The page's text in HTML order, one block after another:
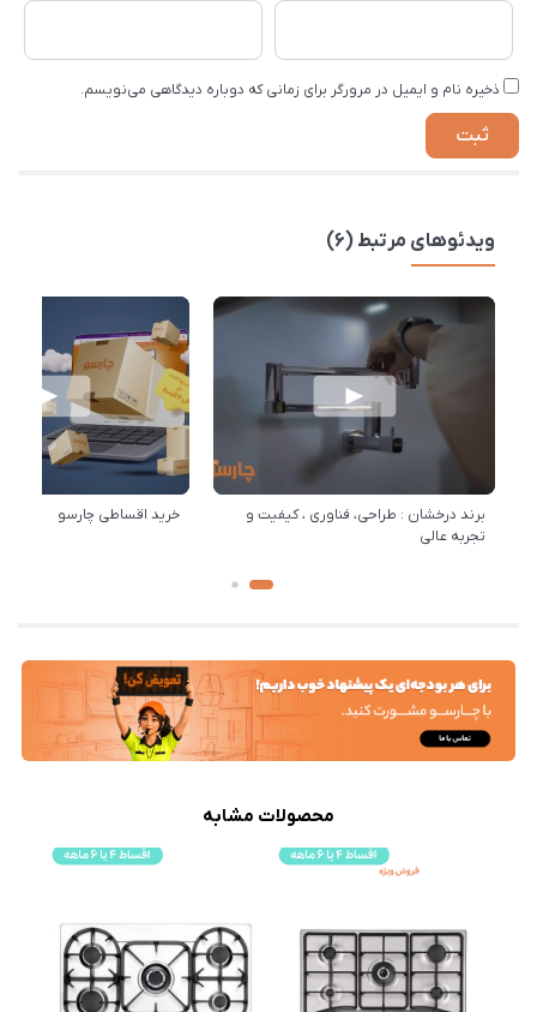
ذخیره نام و ایمیل در مرورگر برای زمانی که دوباره دیدگاهی می‌نویسم.
ویدئوهای مرتبط (6)
برند درخشان : طراحی، فناوری ، کیفیت و
تجربه عالی
خرید اقساطی چارسو
محصولات مشابه